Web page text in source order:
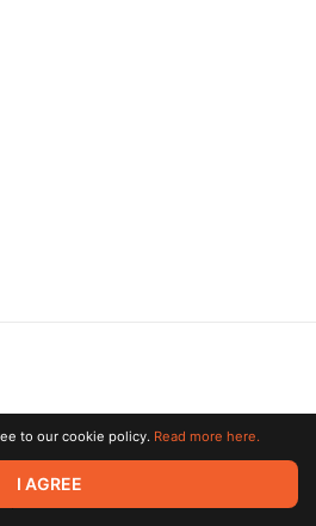
All rights reserved. All trademarks
owners.
to our cookie policy. Read more here.
I AGREE